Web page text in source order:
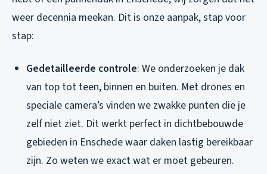
weer decennia meekan. Dit is onze aanpak, stap voor
stap:
Gedetailleerde controle: We onderzoeken je dak
van top tot teen, binnen en buiten. Met drones en
speciale camera’s vinden we zwakke punten die je
zelf niet ziet. Dit werkt perfect in dichtbebouwde
gebieden in Enschede waar daken lastig bereikbaar
zijn. Zo weten we exact wat er moet gebeuren.